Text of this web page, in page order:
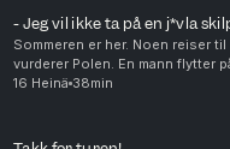
- Jeg vil ikke ta på en j*vla
Sommeren er her. Noen reiser til
vurderer Polen. En mann flytter
Livet tar folk i forskjellige
16 Heinä 38min